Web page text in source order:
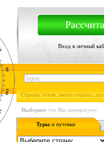
Вход в личный
Страны, отели, места отдыха,
Выберите что Вас интересует:
Туры и путевки